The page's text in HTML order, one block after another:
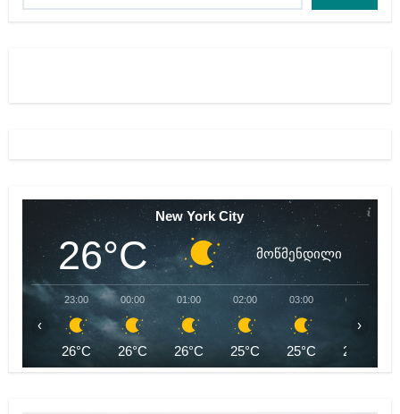
New York City
26°C მოწმენდილი
23:00
26°C
00:00
26°C
01:00
26°C
02:00
25°C
03:00
25°C
04:00
25°C
‹ ›